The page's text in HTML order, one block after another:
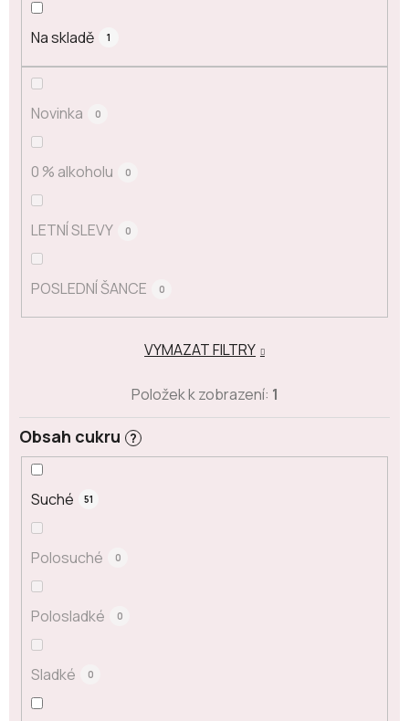
Na skladě 1
Novinka 0
0 % alkoholu 0
LETNÍ SLEVY 0
POSLEDNÍ ŠANCE 0
Obsah cukru ?
Suché 51
Polosuché 0
Polosladké 0
Sladké 0
VYMAZAT FILTRY
Položek k zobrazení: 1